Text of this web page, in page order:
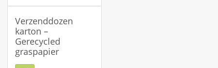
Verzenddozen
karton –
Gerecycled
graspapier